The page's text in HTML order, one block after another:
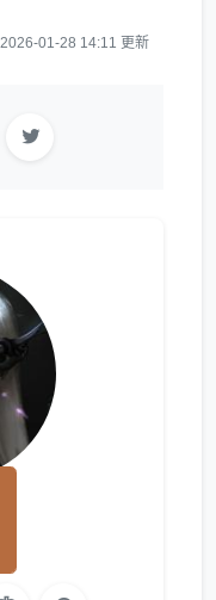
2026-01-28 14:11 更新